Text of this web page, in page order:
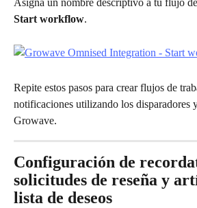
Asigna un nombre descriptivo a tu flujo
Start workflow.
Repite estos pasos para crear flujos de
notificaciones utilizando los disparadores
Growave.
Configuración de
solicitudes de reseña y
lista de deseos